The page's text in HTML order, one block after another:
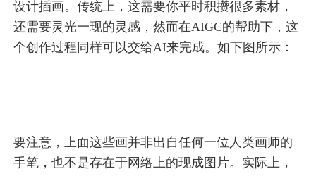
设计插画。传统上，这需要你平时积攒很多素材，
还需要灵光一现的灵感，然而在AIGC的帮助下，这
个创作过程同样可以交给AI来完成。如下图所示：
要注意，上面这些画并非出自任何一位人类画师的
手笔，也不是存在于网络上的现成图片。实际上，